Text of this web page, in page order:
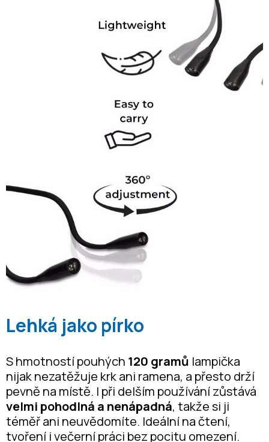
Lehká jako pírko
S hmotností pouhých 120 gramů lampička
nijak nezatěžuje krk ani ramena, a přesto drží
pevně na místě. I při delším používání zůstává
velmi pohodlná a nenápadná, takže si ji
téměř ani neuvědomíte. Ideální na čtení,
tvoření i večerní práci bez pocitu omezení.